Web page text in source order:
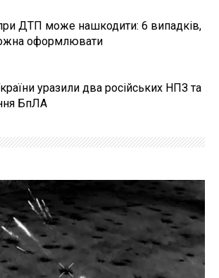
ДТП може нашкодити: 6 випадків,
оформлювати
уразили два російських НПЗ та
БпЛА